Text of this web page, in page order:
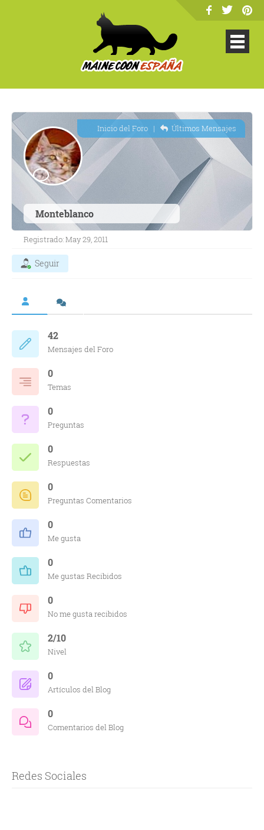
Monteblanco
Inicio del Foro| Últimos Mensajes
Registrado: May 29, 2011
Seguir
42
Mensajes del Foro
0
Temas
0
Preguntas
0
Respuestas
0
Preguntas Comentarios
0
Me gusta
0
Me gustas Recibidos
0
No me gusta recibidos
2/10
Nivel
0
Artículos del Blog
0
Comentarios del Blog
Redes Sociales